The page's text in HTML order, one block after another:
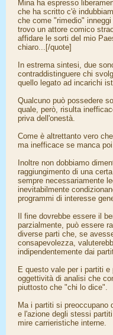
Mina ha espresso
che ha scritto c'è
che come "rimedio"
trovo un attore comico
affidare le sorti del mio
chiaro...[/quote]
In estrema sintesi, due
contraddistinguere chi
quello legato ad incarichi
Qualcuno può possedere
quale, però, risulta
priva dell'onestà.
Come è altrettanto vero
ma inefficace se manca
Inoltre non dobbiamo
raggiungimento di una
sempre necessariamente
inevitabilmente
programmi di interesse
Il fine dovrebbe essere il
parzialmente, può essere
diverse parti che, se
consapevolezza,
indipendentemente dai
E questo vale per i partiti
oggettività di analisi che
piuttosto che "chi lo dice".
Ma i partiti si preoccupano
e l'azione degli stessi
mire carrieristiche interne.